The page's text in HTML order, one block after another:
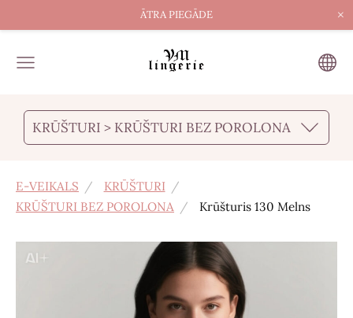
ĀTRA PIEGĀDE ×
KRŪŠTURI > KRŪŠTURI BEZ POROLONA
E-VEIKALS
KRŪŠTURI
KRŪŠTURI BEZ POROLONA
Krūšturis 130 Melns